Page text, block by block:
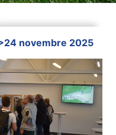
novembre 2025
ici